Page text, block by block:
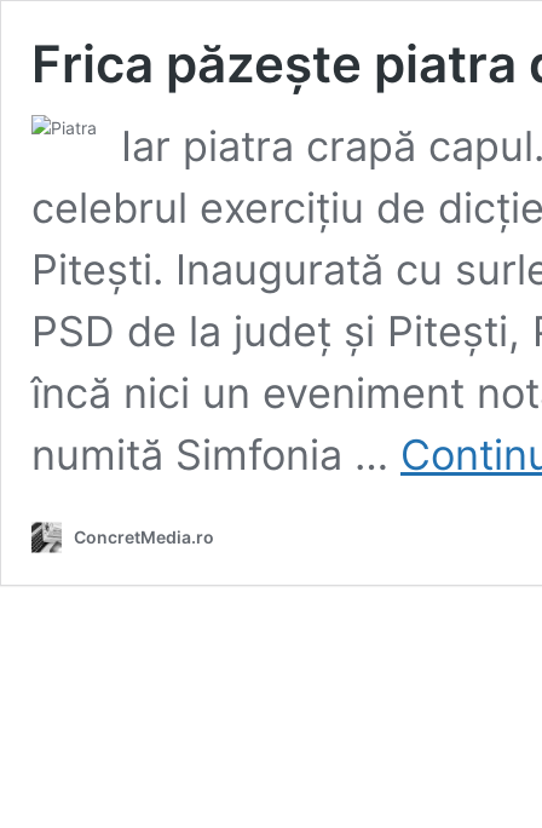
Frica păzește piatra
Iar piatra crapă
celebrul exercițiu de
Pitești. Inaugurată cu
PSD de la județ și
încă nici un eveniment
numită Simfonia …
ConcretMedia.ro